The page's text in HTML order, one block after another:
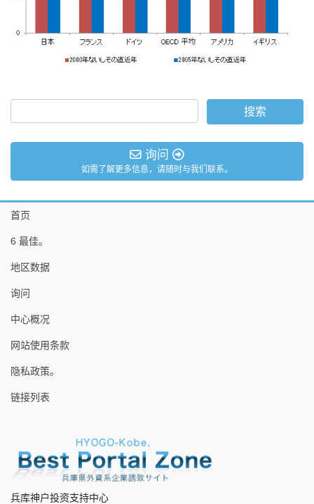
询问
如需了解更多信息，请随时与我们联系。
首页
6 最佳。
地区数据
询问
中心概况
网站使用条款
隐私政策。
链接列表
兵库神户投资支持中心